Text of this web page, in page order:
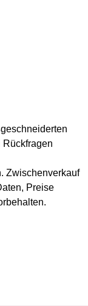
Rückfragen
Zwischenverkauf
Preise